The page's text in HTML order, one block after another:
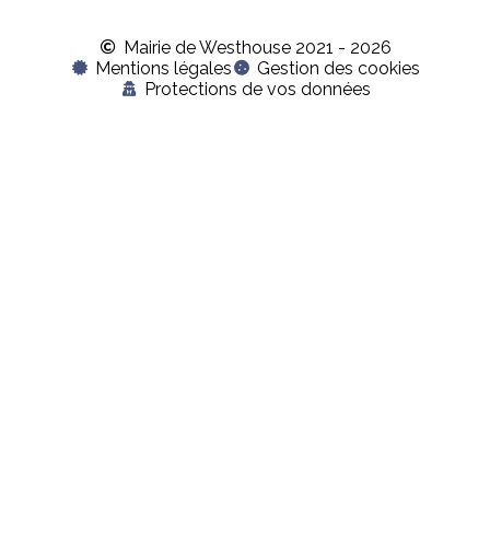
Mairie de Westhouse 2021 - 2026
Mentions légales
Gestion des cookies
Protections de vos données